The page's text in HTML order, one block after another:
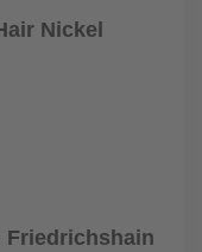
Nickel
Friedrichshain